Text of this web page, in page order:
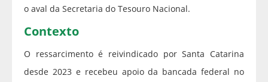
o aval da Secretaria do Tesouro Nacional.
Contexto
O ressarcimento é reivindicado por Santa Catarina
desde 2023 e recebeu apoio da bancada federal no